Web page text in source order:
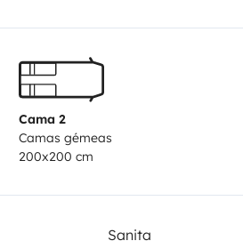
Cama 2
Camas gémeas
200x200 cm
Sanita